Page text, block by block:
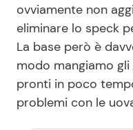
ovviamente non
eliminare lo speck
La base però è
modo mangiamo
pronti in poco
problemi con le